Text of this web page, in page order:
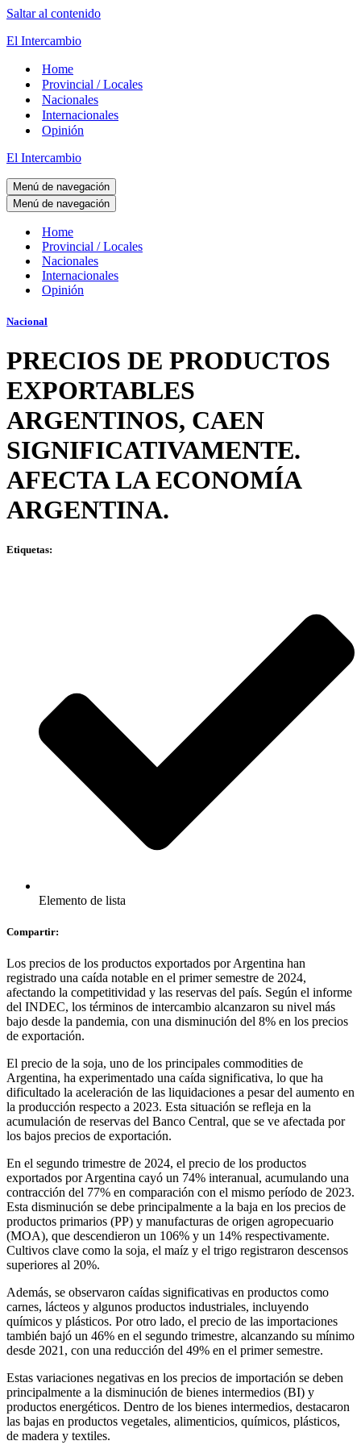
Saltar al contenido
El Intercambio
Home
Provincial / Locales
Nacionales
Internacionales
Opinión
El Intercambio
Menú de navegación
Menú de navegación
Home
Provincial / Locales
Nacionales
Internacionales
Opinión
Nacional
PRECIOS DE PRODUCTOS
EXPORTABLES
ARGENTINOS, CAEN
SIGNIFICATIVAMENTE.
AFECTA LA ECONOMÍA
ARGENTINA.
Etiquetas:
Elemento de lista
Compartir:
Los precios de los productos exportados por Argentina han
registrado una caída notable en el primer semestre de 2024,
afectando la competitividad y las reservas del país. Según el informe
del INDEC, los términos de intercambio alcanzaron su nivel más
bajo desde la pandemia, con una disminución del 8% en los precios
de exportación.
El precio de la soja, uno de los principales commodities de
Argentina, ha experimentado una caída significativa, lo que ha
dificultado la aceleración de las liquidaciones a pesar del aumento en
la producción respecto a 2023. Esta situación se refleja en la
acumulación de reservas del Banco Central, que se ve afectada por
los bajos precios de exportación.
En el segundo trimestre de 2024, el precio de los productos
exportados por Argentina cayó un 74% interanual, acumulando una
contracción del 77% en comparación con el mismo período de 2023.
Esta disminución se debe principalmente a la baja en los precios de
productos primarios (PP) y manufacturas de origen agropecuario
(MOA), que descendieron un 106% y un 14% respectivamente.
Cultivos clave como la soja, el maíz y el trigo registraron descensos
superiores al 20%.
Además, se observaron caídas significativas en productos como
carnes, lácteos y algunos productos industriales, incluyendo
químicos y plásticos. Por otro lado, el precio de las importaciones
también bajó un 46% en el segundo trimestre, alcanzando su mínimo
desde 2021, con una reducción del 49% en el primer semestre.
Estas variaciones negativas en los precios de importación se deben
principalmente a la disminución de bienes intermedios (BI) y
productos energéticos. Dentro de los bienes intermedios, destacaron
las bajas en productos vegetales, alimenticios, químicos, plásticos,
de madera y textiles.